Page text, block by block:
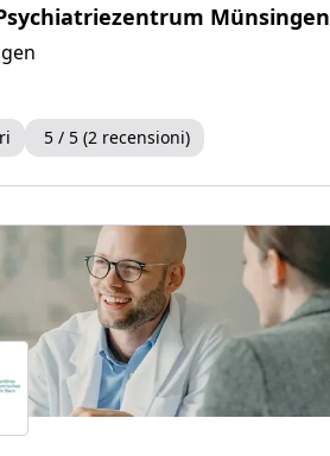
Münsingen
5 / 5 (2 recensioni)